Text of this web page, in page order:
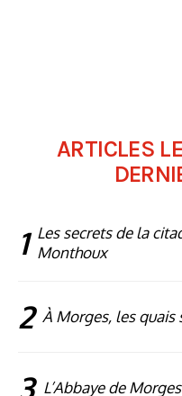
ARTICLES
1 Les secrets de la
Monthoux
2 À Morges, les quais
3 L’Abbaye de